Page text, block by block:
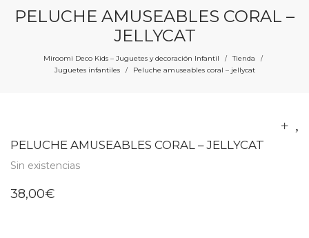
PELUCHE AMUSEABLES CORAL –
JELLYCAT
Miroomi Deco Kids – Juguetes y decoración Infantil / Tienda /
Juguetes infantiles / Peluche amuseables coral – jellycat
PELUCHE AMUSEABLES CORAL – JELLYCAT
Sin existencias
38,00€